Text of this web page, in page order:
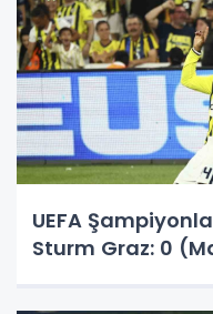
UEFA
Sturm Graz: 0